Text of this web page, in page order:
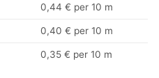
0,44 € per 10 m
0,40 € per 10 m
0,35 € per 10 m